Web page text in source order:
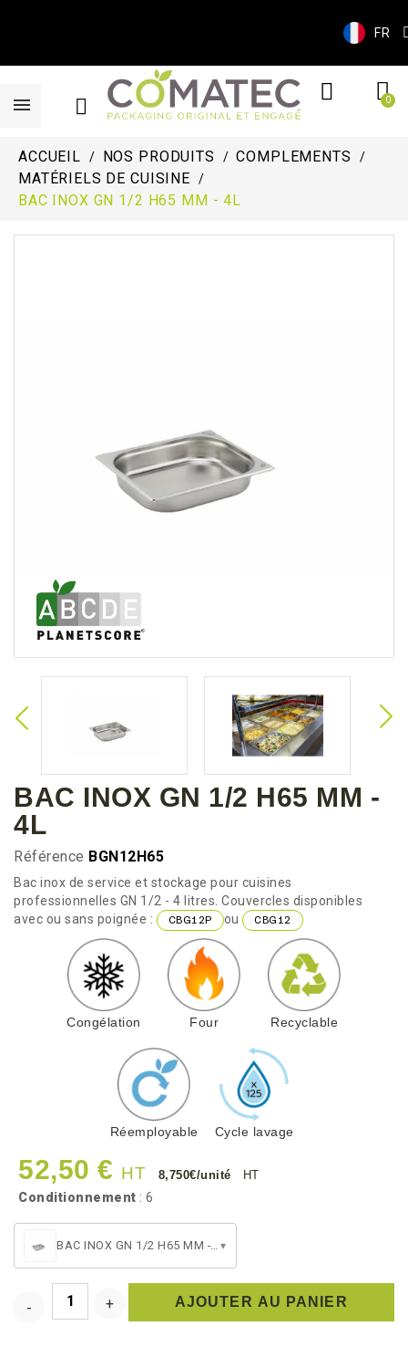
FR
ACCUEIL NOS PRODUITS
COMPLEMENTS
MATÉRIELS DE CUISINE
BAC INOX GN 1/2 H65 MM - 4L
BAC INOX GN 1/2 H65 MM -
4L
Référence BGN12H65
Bac inox de service et stockage pour cuisines
professionnelles GN 1/2 - 4 litres. Couvercles disponibles
avec ou sans poignée :
CBG12P ou CBG12
Congélation Four Recyclable
Réemployable Cycle lavage
52,50 € HT 8,750€/unité HT
Conditionnement : 6
BAC INOX GN 1/2 H65 MM - 4L ▾
AJOUTER AU PANIER